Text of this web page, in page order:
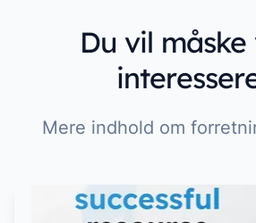
Du vil
Mere indhold om